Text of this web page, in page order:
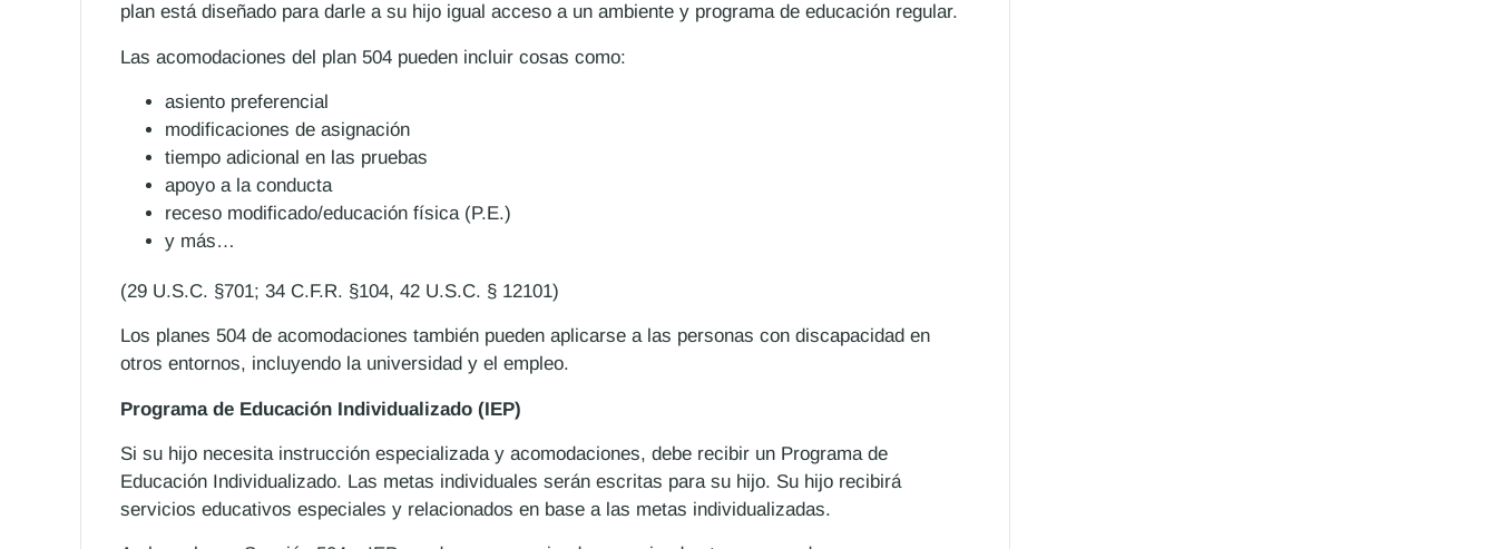
plan está diseñado para darle a su hijo igual acceso a un ambiente y programa de educación regular.
Las acomodaciones del plan 504 pueden incluir cosas como:
asiento preferencial
modificaciones de asignación
tiempo adicional en las pruebas
apoyo a la conducta
receso modificado/educación física (P.E.)
y más…
(29 U.S.C. §701; 34 C.F.R. §104, 42 U.S.C. § 12101)
Los planes 504 de acomodaciones también pueden aplicarse a las personas con discapacidad en
otros entornos, incluyendo la universidad y el empleo.
Programa de Educación Individualizado (IEP)
Si su hijo necesita instrucción especializada y acomodaciones, debe recibir un Programa de
Educación Individualizado. Las metas individuales serán escritas para su hijo. Su hijo recibirá
servicios educativos especiales y relacionados en base a las metas individualizadas.